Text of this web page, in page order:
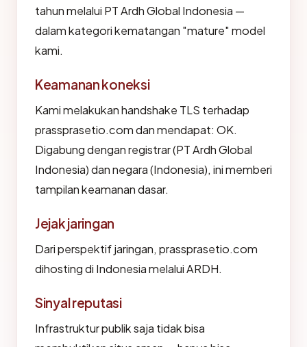
tahun melalui PT Ardh Global Indonesia —
dalam kategori kematangan "mature" model
kami.
Keamanan koneksi
Kami melakukan handshake TLS terhadap
prassprasetio.com dan mendapat: OK.
Digabung dengan registrar (PT Ardh Global
Indonesia) dan negara (Indonesia), ini memberi
tampilan keamanan dasar.
Jejak jaringan
Dari perspektif jaringan, prassprasetio.com
dihosting di Indonesia melalui ARDH.
Sinyal reputasi
Infrastruktur publik saja tidak bisa